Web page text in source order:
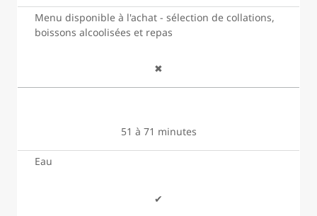
Menu disponible à l'achat - sélection de collations,
boissons alcoolisées et repas
✖
51 à 71 minutes
Eau
✔